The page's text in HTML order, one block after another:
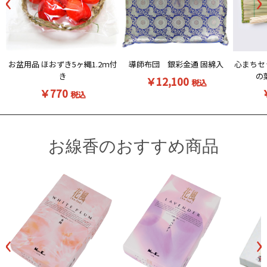
お盆用品 ほおずき5ヶ縄1.2ｍ付
き
￥770 税込
導師布団 銀彩金通 固綿入
￥12,100 税込
心まち
の
お線香のおすすめ商品
‹ ›